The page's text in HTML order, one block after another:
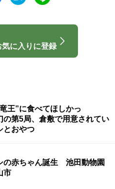
に入りに登録
王”に食べてほしかっ
第5局、倉敷で用意されてい
とおやつ
の赤ちゃん誕生 池田動物園
市